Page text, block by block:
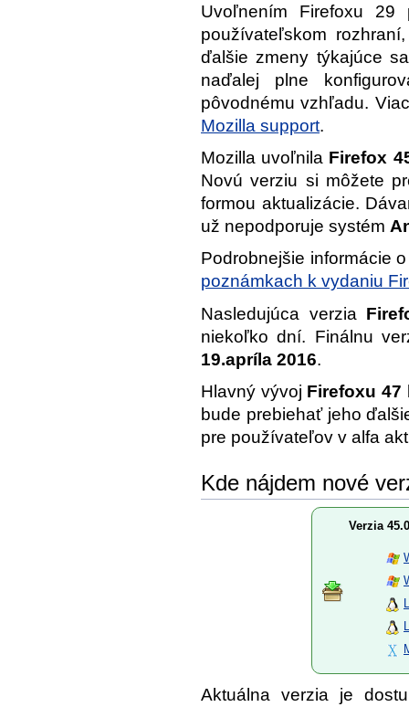
Uvoľnením Firefoxu 29
používateľskom
ďalšie zmeny týkajúce
naďalej plne
pôvodnému vzhľadu.
Mozilla support.
Mozilla uvoľnila Firefox
Novú verziu si môžete
formou aktualizácie.
už nepodporuje systém
Podrobnejšie informácie
poznámkach k vydaniu
Nasledujúca verzia
niekoľko dní. Finálnu
19.apríla 2016.
Hlavný vývoj Firefoxu 47
bude prebiehať jeho
pre používateľov v alfa
Kde nájdem nové
Verzia 45.0
Aktuálna verzia je